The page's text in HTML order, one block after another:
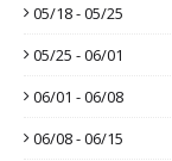
05/18 - 05/25
05/25 - 06/01
06/01 - 06/08
06/08 - 06/15